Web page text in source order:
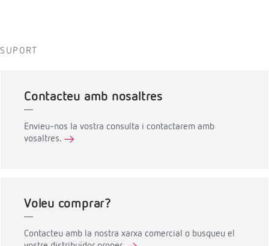
SUPORT
Contacteu amb nosaltres
Envieu-nos la vostra consulta i contactarem amb
vosaltres.
Voleu comprar?
Contacteu amb la nostra xarxa comercial o busqueu el